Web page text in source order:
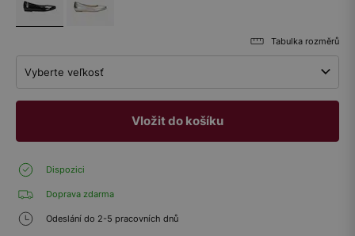
Tabulka rozměrů
Vyberte veľkosť
Vložit do košíku
Dispozici
Doprava zdarma
Odeslání do 2-5 pracovních dnů